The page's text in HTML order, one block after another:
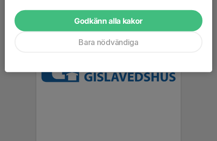
Godkänn alla kakor
Bara nödvändiga